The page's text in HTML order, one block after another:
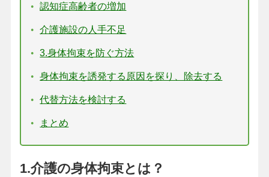
認知症高齢者の増加
介護施設の人手不足
3.身体拘束を防ぐ方法
身体拘束を誘発する原因を探り、除去する
代替方法を検討する
まとめ
1.介護の身体拘束とは？